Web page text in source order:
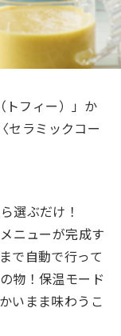
トフィー）」か
セラミックコー
選ぶだけ！
ニューが完成す
で自動で行って
物！保温モード
いまま味わうこ